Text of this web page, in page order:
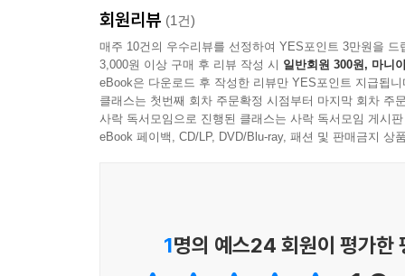
회원리뷰 (1건)
매주 10건의 우수리뷰를 선정하여 YES포인트 3만원을 드
3,000원 이상 구매 후 리뷰 작성 시 일반회원 300원, 마니
eBook은 다운로드 후 작성한 리뷰만 YES포인트 지급됩니
클래스는 첫번째 회차 주문확정 시점부터 마지막 회차 주
사락 독서모임으로 진행된 클래스는 사락 독서모임 게시
eBook 페이백, CD/LP, DVD/Blu-ray, 패션 및 판매금지 상
1명의 예스24 회원이 평가한